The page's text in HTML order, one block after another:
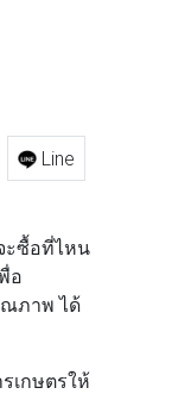
Line
ะซื้อที่ไหน
อ
ณภาพ ได้
เกษตรให้